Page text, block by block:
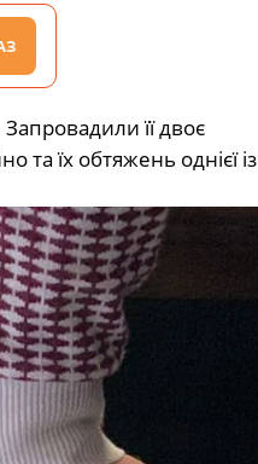
її двоє
та їх обтяжень однієї із